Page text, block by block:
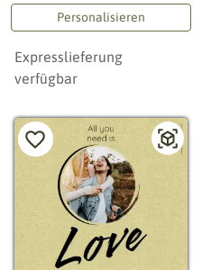
Personalisieren
Expresslieferung
verfügbar